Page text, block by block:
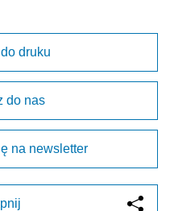
druku
do nas
na newsletter